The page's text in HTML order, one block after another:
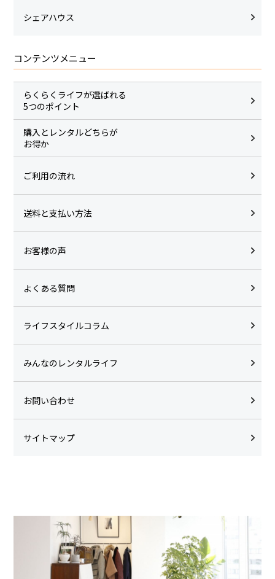
シェアハウス
コンテンツメニュー
らくらくライフが選ばれる
5つのポイント
購入とレンタルどちらが
お得か
ご利用の流れ
送料と支払い方法
お客様の声
よくある質問
ライフスタイルコラム
みんなのレンタルライフ
お問い合わせ
サイトマップ